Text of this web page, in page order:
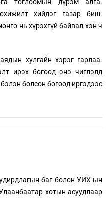
тоглоомын дүрэм алга.
хийдэг газар биш.
нь хүрэхгүй байвал хэн ч
хулгайн хэрэг гарлаа.
ирэх бөгөөд энэ чиглэлд
болсон бөгөөд иргэдээс
баг болон УИХ-ын
хотын асуудлаар